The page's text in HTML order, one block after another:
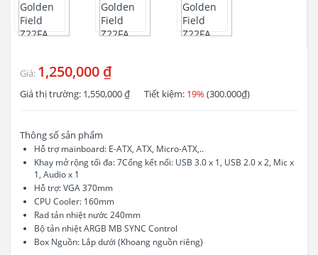
Giá: 1,250,000 ₫
Giá thị trường: 1,550,000 ₫ Tiết kiệm: 19% (300.000₫)
Thông số sản phẩm
Hỗ trợ mainboard: E-ATX, ATX, Micro-ATX,..
Khay mở rộng tối đa: 7Cổng kết nối: USB 3.0 x 1, USB 2.0 x 2, Mic x
1, Audio x 1
Hỗ trợ: VGA 370mm
CPU Cooler: 160mm
Rad tản nhiệt nước 240mm
Bộ tản nhiệt ARGB MB SYNC Control
Box Nguồn: Lắp dưới (Khoang nguồn riêng)